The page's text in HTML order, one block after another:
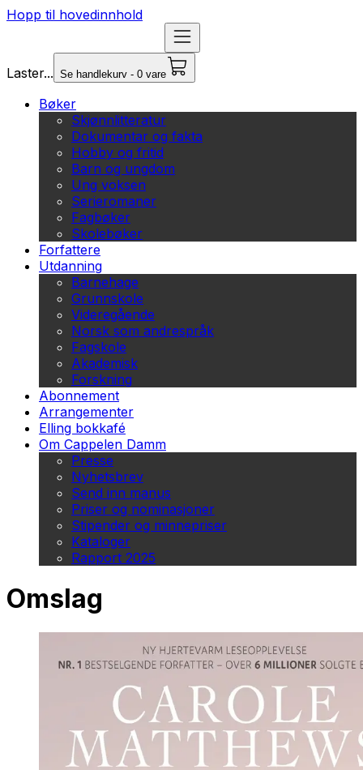
Hopp til hovedinnhold
Laster... Se handlekurv - 0 vare
Bøker
Skjønnlitteratur
Dokumentar og fakta
Hobby og fritid
Barn og ungdom
Ung voksen
Serieromaner
Fagbøker
Skolebøker
Forfattere
Utdanning
Barnehage
Grunnskole
Videregående
Norsk som andrespråk
Fagskole
Akademisk
Forskning
Abonnement
Arrangementer
Elling bokkafé
Om Cappelen Damm
Presse
Nyhetsbrev
Send inn manus
Priser og nominasjoner
Stipender og minnepriser
Kataloger
Rapport 2025
Omslag